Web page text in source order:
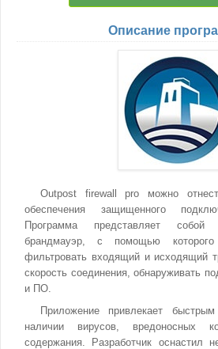
Описание
Outpost firewall pro можно
обеспечения защищенного
Программа представляет собой
брандмауэр, с помощью которого
фильтровать входящий и исходящий
скорость соединения, обнаруживать
и ПО.
Приложение привлекает
наличии вирусов, вредоносных
содержания. Разработчик оснастил